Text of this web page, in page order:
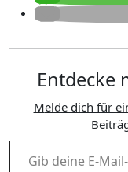
Entdecke
Melde dich für ein Abonnement an, um die neuesten
Gib deine E-Mail-Adresse ein ...